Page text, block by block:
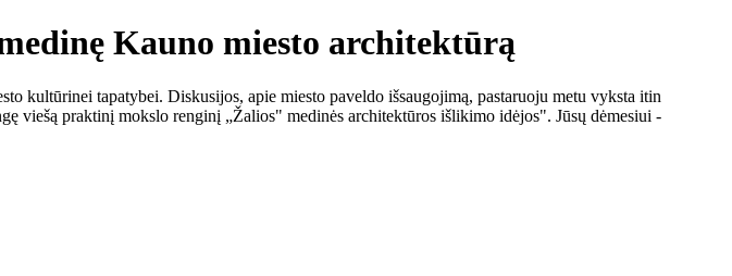
Kauno miesto architektūrą
kultūrinei tapatybei. Diskusijos, apie miesto paveldo išsaugojimą, pastaruoju metu vyksta itin
viešą praktinį mokslo renginį „Žalios" medinės architektūros išlikimo idėjos". Jūsų dėmesiui -